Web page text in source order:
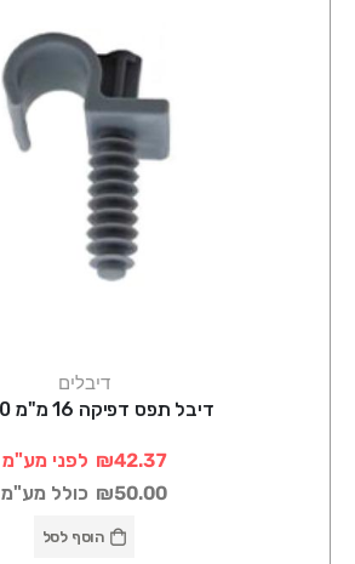
דיבלים
דיבל תפס דפיקה 16 מ"מ 100 יח'
₪42.37 לפני מע"מ
₪50.00 כולל מע"מ
הוסף לסל